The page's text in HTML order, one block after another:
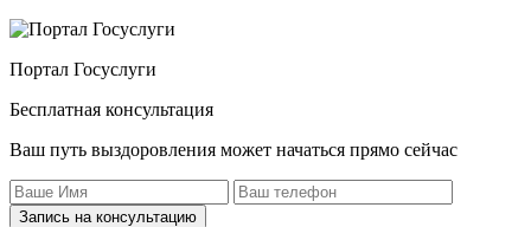
Портал Госуслуги
Бесплатная консультация
Ваш путь выздоровления может начаться прямо сейчас
Запись на консультацию